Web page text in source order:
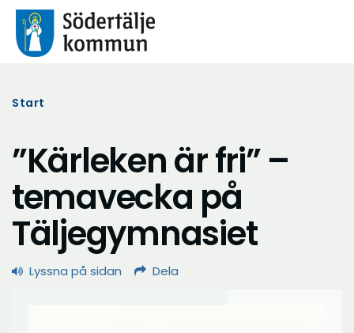
Start
”Kärleken är fri” –
temavecka på
Täljegymnasiet
Lyssna på sidan Dela